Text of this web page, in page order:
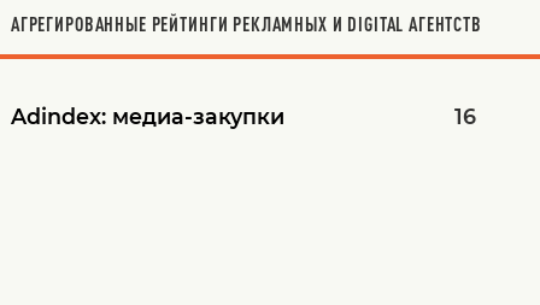
АГРЕГИРОВАННЫЕ РЕЙТИНГИ РЕКЛАМНЫХ И DIGITAL АГЕНТСТВ
Adindex: медиа-закупки 16